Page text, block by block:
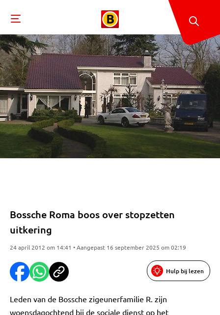
Bossche Roma boos over stopzetten
uitkering
24 april 2012 om 14:41 • Aangepast 16 september 2025 om 02:19
Hulp bij lezen
Leden van de Bossche zigeunerfamilie R. zijn
woensdagochtend bij de sociale dienst op het